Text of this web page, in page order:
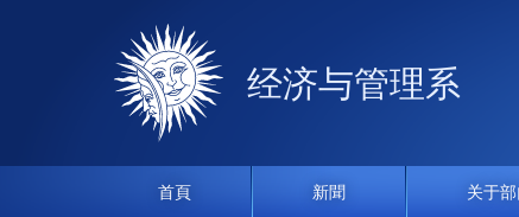
经济与管理系
首頁 新聞 关于